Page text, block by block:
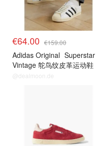
€64.00 €159.00
Adidas Original Superstar
Vintage 鸵鸟纹皮革运动鞋
@dealmoon.de